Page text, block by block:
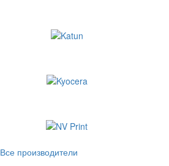
Все производители